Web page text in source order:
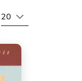
ancien
20